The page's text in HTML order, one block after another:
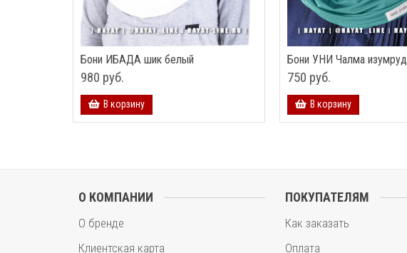
Бони ИБАДА шик белый
980 руб.
В корзину
Бони УНИ Чалма изумруд
750 руб.
В корзину
О КОМПАНИИ
О бренде
Клиентская карта
ПОКУПАТЕЛЯМ
Как заказать
Оплата